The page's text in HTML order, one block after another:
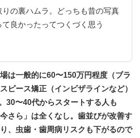
の裏ハムラ。どっちも昔の写真
良かったってつくづく思う
は一般的に60〜150万円程度（ブラ
ピース矯正（インビザラインなど）
30〜40代からスタートする人も
さら」は全くなし。歯並びが改善す
、虫歯・歯周病リスクも下がるので